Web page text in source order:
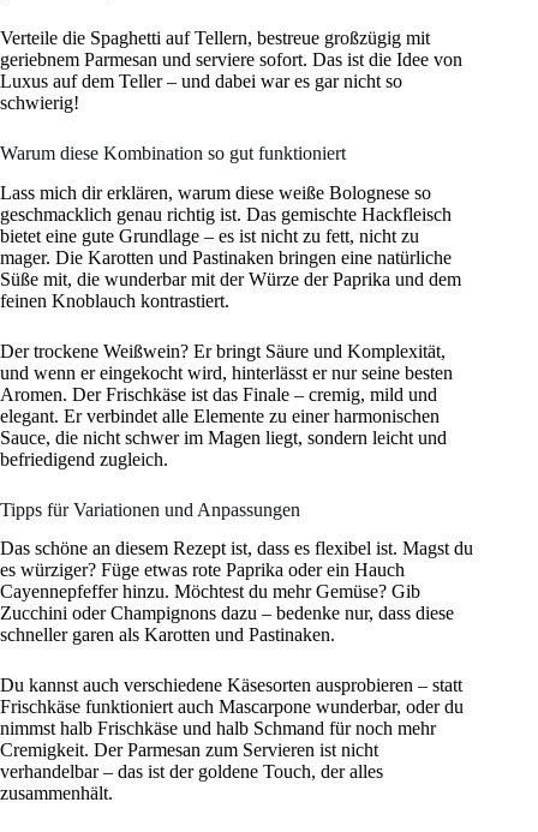
Verteile die Spaghetti auf Tellern, bestreue großzügig mit
geriebnem Parmesan und serviere sofort. Das ist die Idee von
Luxus auf dem Teller – und dabei war es gar nicht so
schwierig!
Warum diese Kombination so gut funktioniert
Lass mich dir erklären, warum diese weiße Bolognese so
geschmacklich genau richtig ist. Das gemischte Hackfleisch
bietet eine gute Grundlage – es ist nicht zu fett, nicht zu
mager. Die Karotten und Pastinaken bringen eine natürliche
Süße mit, die wunderbar mit der Würze der Paprika und dem
feinen Knoblauch kontrastiert.
Der trockene Weißwein? Er bringt Säure und Komplexität,
und wenn er eingekocht wird, hinterlässt er nur seine besten
Aromen. Der Frischkäse ist das Finale – cremig, mild und
elegant. Er verbindet alle Elemente zu einer harmonischen
Sauce, die nicht schwer im Magen liegt, sondern leicht und
befriedigend zugleich.
Tipps für Variationen und Anpassungen
Das schöne an diesem Rezept ist, dass es flexibel ist. Magst du
es würziger? Füge etwas rote Paprika oder ein Hauch
Cayennepfeffer hinzu. Möchtest du mehr Gemüse? Gib
Zucchini oder Champignons dazu – bedenke nur, dass diese
schneller garen als Karotten und Pastinaken.
Du kannst auch verschiedene Käsesorten ausprobieren – statt
Frischkäse funktioniert auch Mascarpone wunderbar, oder du
nimmst halb Frischkäse und halb Schmand für noch mehr
Cremigkeit. Der Parmesan zum Servieren ist nicht
verhandelbar – das ist der goldene Touch, der alles
zusammenhält.